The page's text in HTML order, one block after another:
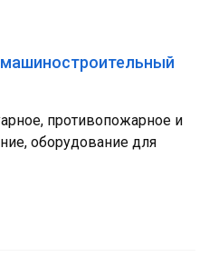
противопожарное и
оборудование для